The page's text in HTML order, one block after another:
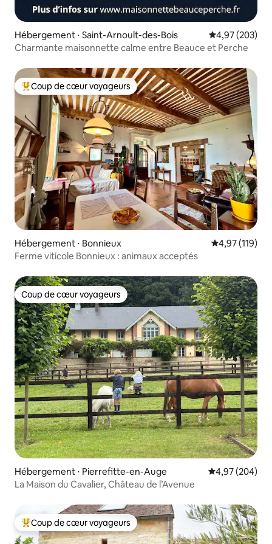
Hébergement ⋅ Saint-Arnoult-des-Bois Évaluation
4,97 (203)
Charmante maisonnette calme entre Beauce et Perche
Coups de cœur voyageurs les plus appréciés
Coup de cœur voyageurs
Hébergement ⋅ Bonnieux Évaluation
4,97 (119)
Ferme viticole Bonnieux : animaux acceptés
Coup de cœur voyageurs
Coup de cœur voyageurs
Hébergement ⋅ Pierrefitte-en-Auge Évaluation
4,97 (204)
La Maison du Cavalier, Château de l’Avenue
Coups de cœur voyageurs les plus appréciés
Coup de cœur voyageurs